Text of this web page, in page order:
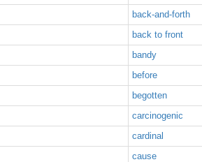
back-and-forth
back to front
bandy
before
begotten
carcinogenic
cardinal
cause